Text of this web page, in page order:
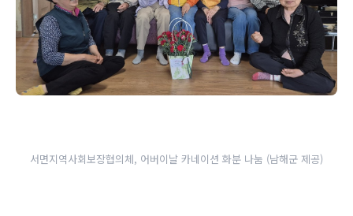
서면지역사회보장협의체, 어버이날 카네이션 화분 나눔 (남해군 제공)